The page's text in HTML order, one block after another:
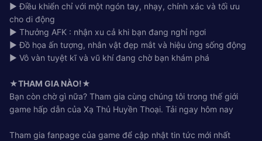
▶ Điều khiển chỉ với một ngón tay, nhạy, chính xác và tối ưu
cho di động
▶ Thưởng AFK : nhận xu cả khi bạn đang nghỉ ngơi
▶ Đồ họa ấn tượng, nhân vật đẹp mắt và hiệu ứng sống động
▶ Vô vàn tuyệt kĩ và vũ khí đang chờ bạn khám phá
★THAM GIA NÀO!★
Bạn còn chờ gì nữa? Tham gia cùng chúng tôi trong thế giới
game hấp dẫn của Xạ Thủ Huyền Thoại. Tải ngay hôm nay
Tham gia fanpage của game để cập nhật tin tức mới nhất